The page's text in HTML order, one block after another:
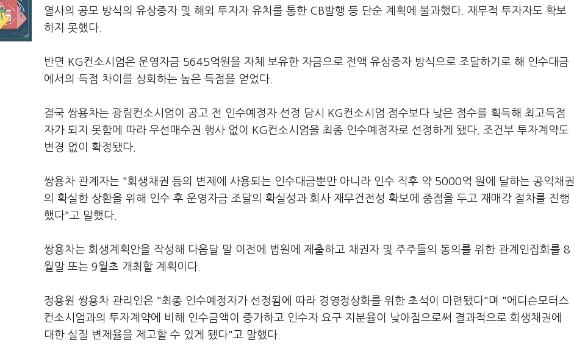
열사의 공모 방식의 유상증자 및 해외 투자자 유치를 통한 CB발행 등 단순 계획에 불과했다. 재무적 투자자도 확보
하지 못했다.
반면 KG컨소시엄은 운영자금 5645억원을 자체 보유한 자금으로 전액 유상증자 방식으로 조달하기로 해 인수대금
에서의 득점 차이를 상회하는 높은 득점을 얻었다.
결국 쌍용차는 광림컨소시엄이 공고 전 인수예정자 선정 당시 KG컨소시엄 점수보다 낮은 점수를 획득해 최고득점
자가 되지 못함에 따라 우선매수권 행사 없이 KG컨소시엄을 최종 인수예정자로 선정하게 됐다. 조건부 투자계약도
변경 없이 확정됐다.
쌍용차 관계자는 "회생채권 등의 변제에 사용되는 인수대금뿐만 아니라 인수 직후 약 5000억 원에 달하는 공익채권
의 확실한 상환을 위해 인수 후 운영자금 조달의 확실성과 회사 재무건전성 확보에 중점을 두고 재매각 절차를 진행
했다"고 말했다.
쌍용차는 회생계획안을 작성해 다음달 말 이전에 법원에 제출하고 채권자 및 주주들의 동의를 위한 관계인집회를 8
월말 또는 9월초 개최할 계획이다.
정용원 쌍용차 관리인은 "최종 인수예정자가 선정됨에 따라 경영정상화를 위한 초석이 마련됐다"며 "에디슨모터스
컨소시엄과의 투자계약에 비해 인수금액이 증가하고 인수자 요구 지분율이 낮아짐으로써 결과적으로 회생채권에
대한 실질 변제율을 제고할 수 있게 됐다"고 말했다.